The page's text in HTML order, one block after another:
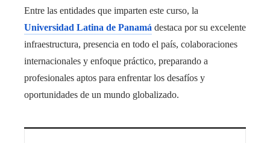
Entre las entidades que imparten este curso, la
Universidad Latina de Panamá destaca por su excelente
infraestructura, presencia en todo el país, colaboraciones
internacionales y enfoque práctico, preparando a
profesionales aptos para enfrentar los desafíos y
oportunidades de un mundo globalizado.